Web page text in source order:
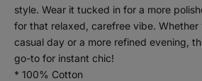
style. Wear it tucked in for a more
for that relaxed, carefree vibe. Whether
casual day or a more refined evening,
go-to for instant chic!
* 100% Cotton